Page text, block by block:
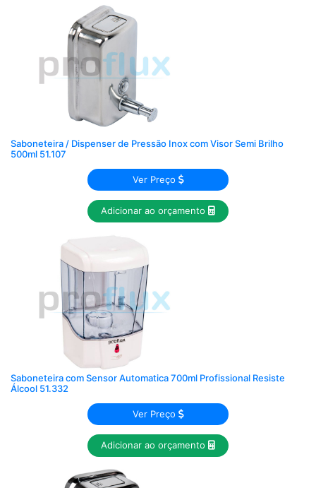
Saboneteira / Dispenser de Pressão Inox com Visor Semi Brilho
500ml 51.107
Ver Preço
Adicionar ao orçamento
Saboneteira com Sensor Automatica 700ml Profissional Resiste
Álcool 51.332
Ver Preço
Adicionar ao orçamento